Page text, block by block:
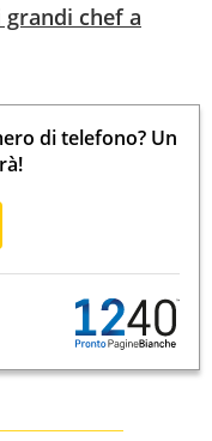
chef a
di telefono? Un